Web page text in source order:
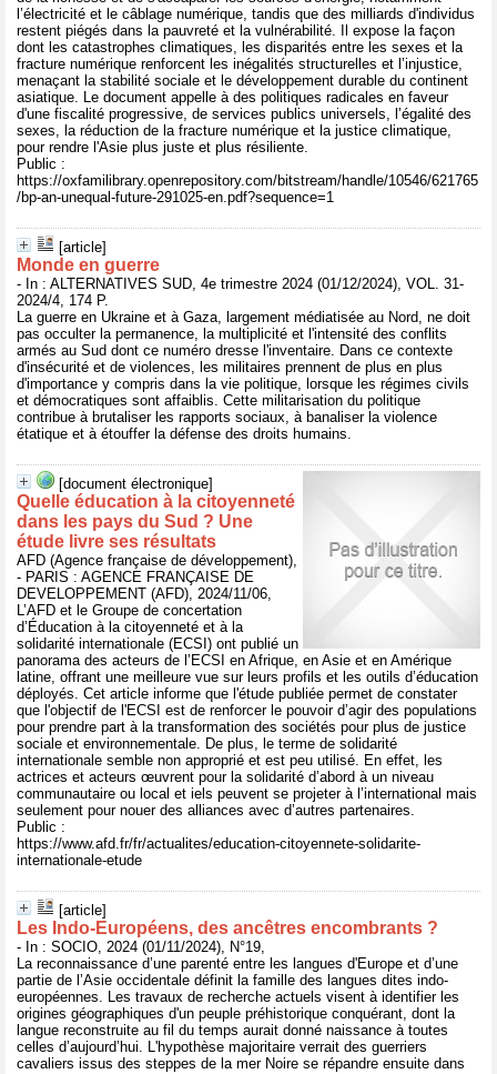
l’électricité et le câblage numérique, tandis que des milliards d'individus
restent piégés dans la pauvreté et la vulnérabilité. Il expose la façon
dont les catastrophes climatiques, les disparités entre les sexes et la
fracture numérique renforcent les inégalités structurelles et l’injustice,
menaçant la stabilité sociale et le développement durable du continent
asiatique. Le document appelle à des politiques radicales en faveur
d'une fiscalité progressive, de services publics universels, l’égalité des
sexes, la réduction de la fracture numérique et la justice climatique,
pour rendre l'Asie plus juste et plus résiliente.
Public :
https://oxfamilibrary.openrepository.com/bitstream/handle/10546/621765
/bp-an-unequal-future-291025-en.pdf?sequence=1
[article]
Monde en guerre
- In : ALTERNATIVES SUD, 4e trimestre 2024 (01/12/2024), VOL. 31-
2024/4, 174 P.
La guerre en Ukraine et à Gaza, largement médiatisée au Nord, ne doit
pas occulter la permanence, la multiplicité et l'intensité des conflits
armés au Sud dont ce numéro dresse l'inventaire. Dans ce contexte
d'insécurité et de violences, les militaires prennent de plus en plus
d'importance y compris dans la vie politique, lorsque les régimes civils
et démocratiques sont affaiblis. Cette militarisation du politique
contribue à brutaliser les rapports sociaux, à banaliser la violence
étatique et à étouffer la défense des droits humains.
[document électronique]
Quelle éducation à la citoyenneté
dans les pays du Sud ? Une
étude livre ses résultats
AFD (Agence française de développement),
- PARIS : AGENCE FRANÇAISE DE
DEVELOPPEMENT (AFD), 2024/11/06,
L’AFD et le Groupe de concertation
d’Éducation à la citoyenneté et à la
solidarité internationale (ECSI) ont publié un
panorama des acteurs de l’ECSI en Afrique, en Asie et en Amérique
latine, offrant une meilleure vue sur leurs profils et les outils d’éducation
déployés. Cet article informe que l'étude publiée permet de constater
que l'objectif de l'ECSI est de renforcer le pouvoir d’agir des populations
pour prendre part à la transformation des sociétés pour plus de justice
sociale et environnementale. De plus, le terme de solidarité
internationale semble non approprié et est peu utilisé. En effet, les
actrices et acteurs œuvrent pour la solidarité d’abord à un niveau
communautaire ou local et iels peuvent se projeter à l’international mais
seulement pour nouer des alliances avec d’autres partenaires.
Public :
https://www.afd.fr/fr/actualites/education-citoyennete-solidarite-
internationale-etude
[article]
Les Indo-Européens, des ancêtres encombrants ?
- In : SOCIO, 2024 (01/11/2024), N°19,
La reconnaissance d’une parenté entre les langues d'Europe et d’une
partie de l’Asie occidentale définit la famille des langues dites indo-
européennes. Les travaux de recherche actuels visent à identifier les
origines géographiques d'un peuple préhistorique conquérant, dont la
langue reconstruite au fil du temps aurait donné naissance à toutes
celles d’aujourd’hui. L'hypothèse majoritaire verrait des guerriers
cavaliers issus des steppes de la mer Noire se répandre ensuite dans